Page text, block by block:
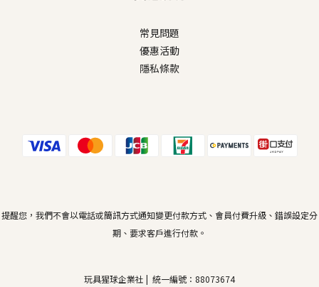
常見問題
優惠活動
隱私條款
提醒您，我們不會以電話或簡訊方式通知變更付款方式、會員付費升級、錯誤設定分
期、要求客戶進行付款。
玩具猩球企業社 | 統一編號：88073674